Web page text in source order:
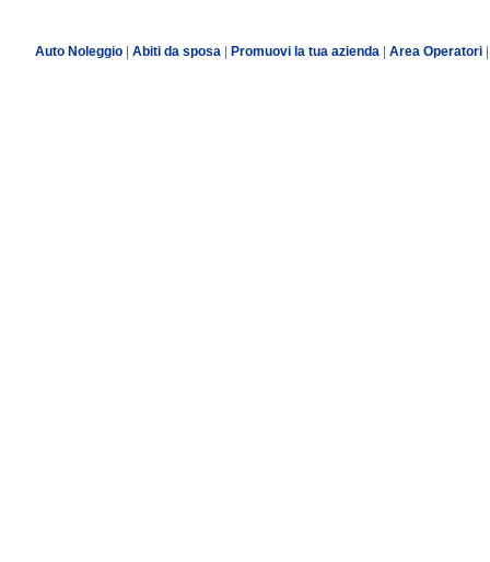
Auto Noleggio| Abiti da sposa| Promuovi la tua azienda Area Operatori